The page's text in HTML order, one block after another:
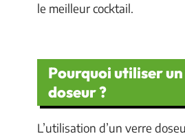
le meilleur cocktail.
Pourquoi utiliser
doseur ?
L’utilisation d’un verre